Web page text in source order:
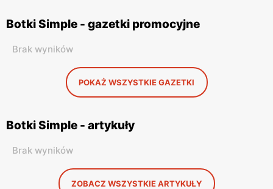
Botki Simple - gazetki promocyjne
Brak wyników
POKAŻ WSZYSTKIE GAZETKI
Botki Simple - artykuły
Brak wyników
ZOBACZ WSZYSTKIE ARTYKUŁY